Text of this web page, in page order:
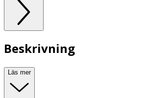
Beskrivning
Läs mer